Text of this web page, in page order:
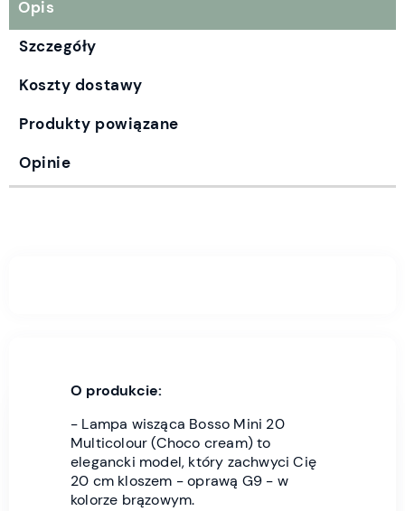
Opis
Szczegóły
Koszty dostawy
Produkty powiązane
Opinie
O produkcie:
- Lampa wisząca Bosso Mini 20
Multicolour (Choco cream) to
elegancki model, który zachwyci Cię
20 cm kloszem - oprawą G9 - w
kolorze brązowym.